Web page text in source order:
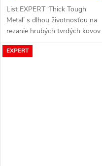
List EXPERT ‘Thick Tough
Metal’ s dlhou životnosťou na
rezanie hrubých tvrdých kovov
EXPERT